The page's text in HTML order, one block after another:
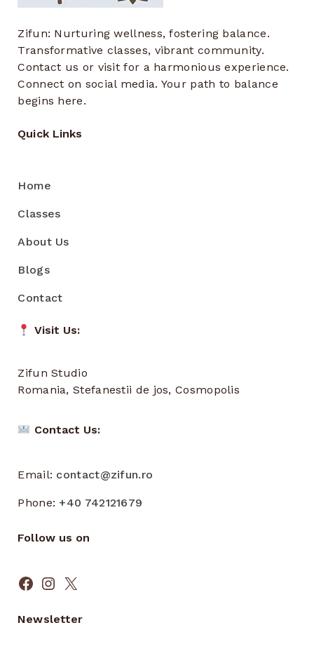
Zifun: Nurturing wellness, fostering balance.
Transformative classes, vibrant community.
Contact us or visit for a harmonious experience.
Connect on social media. Your path to balance
begins here.
Quick Links
Home
Classes
About Us
Blogs
Contact
Visit Us:
Zifun Studio
Romania, Stefanestii de jos, Cosmopolis
Contact Us:
Email: contact@zifun.ro
Phone:+40 742121679
Follow us on
Facebook
Instagram
X
Newsletter